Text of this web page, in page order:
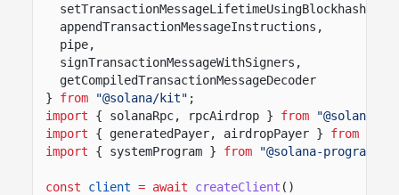
setTransactionMessageLifetimeUsingBlockhash,
appendTransactionMessageInstructions,
pipe,
signTransactionMessageWithSigners,
getCompiledTransactionMessageDecoder
}
from "@solana/kit" ;
import
{ solanaRpc, rpcAirdrop } from
"@solana/
import
{ generatedPayer, airdropPayer } from
import
{ systemProgram } from "@solana-program/
const client = await createClient ()